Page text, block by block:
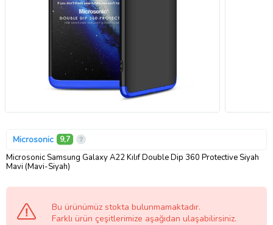
Microsonic 9,7
Microsonic Samsung Galaxy A22 Kılıf Double Dip 360 Protective Siyah
Mavi (Mavi-Siyah)
Bu ürünümüz stokta bulunmamaktadır.
Farklı ürün çeşitlerimize aşağıdan ulaşabilirsiniz.